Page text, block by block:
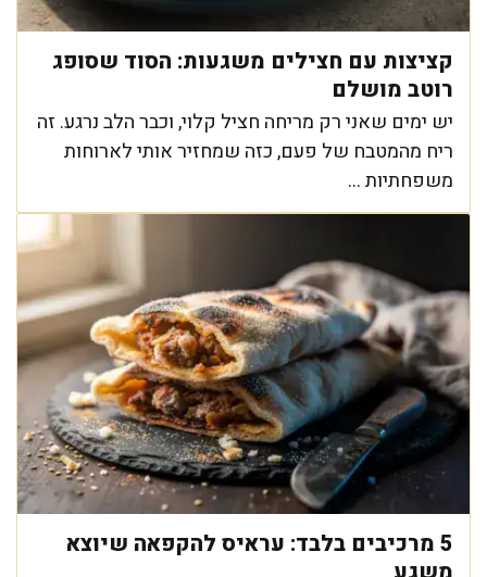
קציצות עם חצילים משגעות: הסוד שסופג
רוטב מושלם
יש ימים שאני רק מריחה חציל קלוי, וכבר הלב נרגע. זה
ריח מהמטבח של פעם, כזה שמחזיר אותי לארוחות
משפחתיות ...
5 מרכיבים בלבד: עראיס להקפאה שיוצא